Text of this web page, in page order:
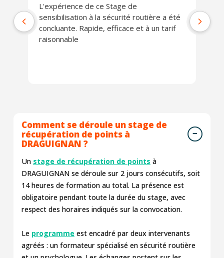
L'expérience de ce Stage de
sensibilisation à la sécurité routière a été
concluante. Rapide, efficace et à un tarif
raisonnable
Comment se déroule un stage de
récupération de points à
DRAGUIGNAN ?
Un stage de récupération de points à
DRAGUIGNAN se déroule sur 2 jours consécutifs, soit
14 heures de formation au total. La présence est
obligatoire pendant toute la durée du stage, avec
respect des horaires indiqués sur la convocation.
Le programme est encadré par deux intervenants
agréés : un formateur spécialisé en sécurité routière